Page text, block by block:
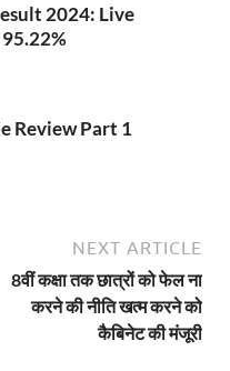
2024: Live
Review Part 1
NEXT ARTICLE
8वीं कक्षा तक छात्रों को फेल ना
करने की नीति खत्म करने को
कैबिनेट की मंजूरी